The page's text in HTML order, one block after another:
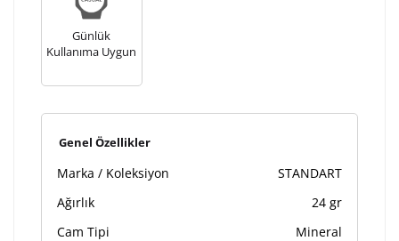
Lütfen font seçiniz
Kişiselleştirilmiş ürünlerin teslim süresi gravür işleme
tamamlandıktan sonra siparişiniz kargoya verilecektir.
ürünlerde
Günlük
Kullanıma Uygun
Genel Özellikler
Marka / Koleksiyon
STANDART
Ağırlık
24 gr
Cam Tipi
Mineral